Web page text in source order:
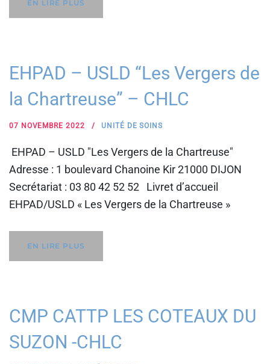
EN LIRE PLUS
EHPAD – USLD “Les Vergers de
la Chartreuse” – CHLC
07 NOVEMBRE 2022 UNITÉ DE SOINS
EHPAD – USLD "Les Vergers de la Chartreuse"
Adresse : 1 boulevard Chanoine Kir 21000 DIJON
Secrétariat : 03 80 42 52 52 Livret d’accueil
EHPAD/USLD « Les Vergers de la Chartreuse »
EN LIRE PLUS
CMP CATTP LES COTEAUX DU
SUZON -CHLC